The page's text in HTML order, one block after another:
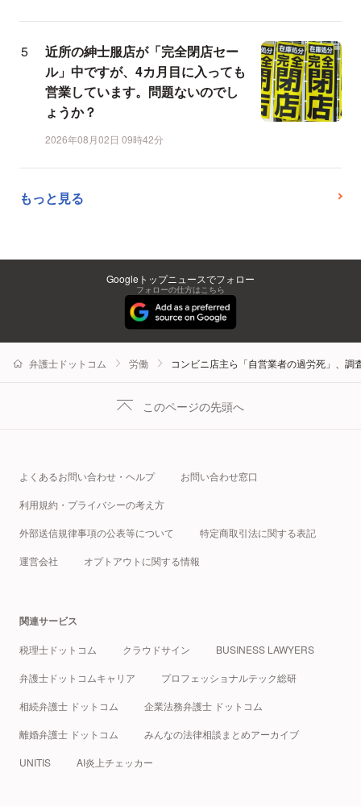
近所の紳士服店が「完全閉店セー
ル」中ですが、4カ月目に入っても
営業しています。問題ないのでし
ょうか？
2026年08月02日 09時42分
もっと見る
Googleトップニュースでフォロー
フォローの仕方はこちら
弁護士ドットコム 労働 コンビニ店主ら「自営業者の過労死」、
このページの先頭へ
よくあるお問い合わせ・ヘルプ お問い合わせ窓口
利用規約・プライバシーの考え方
外部送信規律事項の公表等について 特定商取引法に関する表記
運営会社 オプトアウトに関する情報
関連サービス
税理士ドットコム クラウドサイン BUSINESS LAWYERS
弁護士ドットコムキャリア プロフェッショナルテック総研
相続弁護士 ドットコム 企業法務弁護士 ドットコム
離婚弁護士 ドットコム みんなの法律相談まとめアーカイブ
UNITIS AI炎上チェッカー